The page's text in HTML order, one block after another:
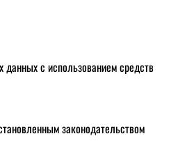
с использованием средств
законодательством